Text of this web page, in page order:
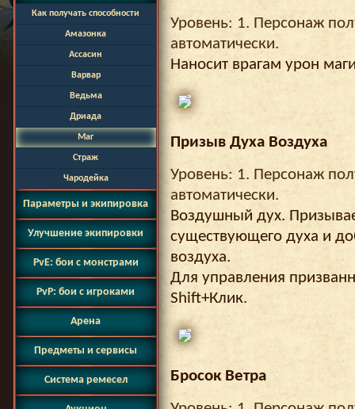
Как получать способности
Амазонка
Ассасин
Варвар
Ведьма
Дриада
Маг
Страж
Чародейка
Параметры и экипировка
Улучшение экипировки
PvE: бои с монстрами
PvP: бои с игроками
Арена
Предметы и сервисы
Система ремесел
Уровень: 1. Персонаж
автоматически.
Наносит врагам урон
Призыв Духа Воздуха
Уровень: 1. Персонаж
автоматически.
Воздушный дух.
существующего духа и
воздуха.
Для управления
Shift+Клик.
Бросок Ветра